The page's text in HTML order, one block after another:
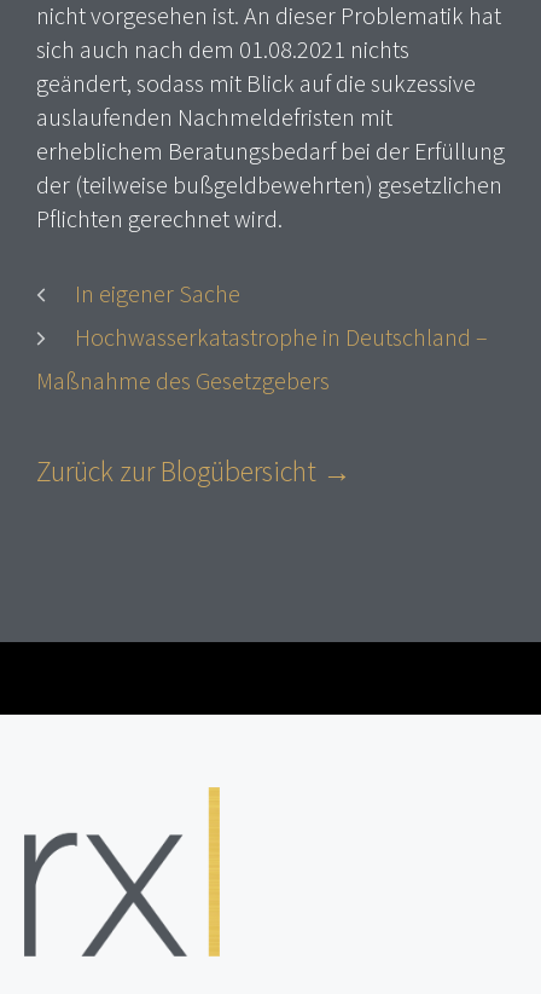
nicht vorgesehen ist. An dieser Problematik hat
sich auch nach dem 01.08.2021 nichts
geändert, sodass mit Blick auf die sukzessive
auslaufenden Nachmeldefristen mit
erheblichem Beratungsbedarf bei der Erfüllung
der (teilweise bußgeldbewehrten) gesetzlichen
Pflichten gerechnet wird.
In eigener Sache
Hochwasserkatastrophe in Deutschland –
Maßnahme des Gesetzgebers
Zurück zur Blogübersicht →